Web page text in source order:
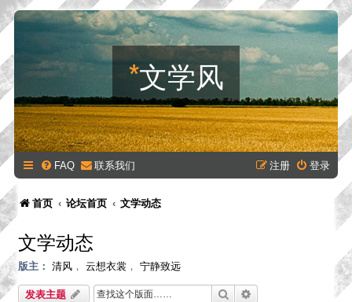
*文学风
FAQ 联系我们 登录
注册
首页 论坛首页 文学动态
文学动态
版主： 清风 ， 云想衣裳 ， 宁静致远
发表主题 搜索